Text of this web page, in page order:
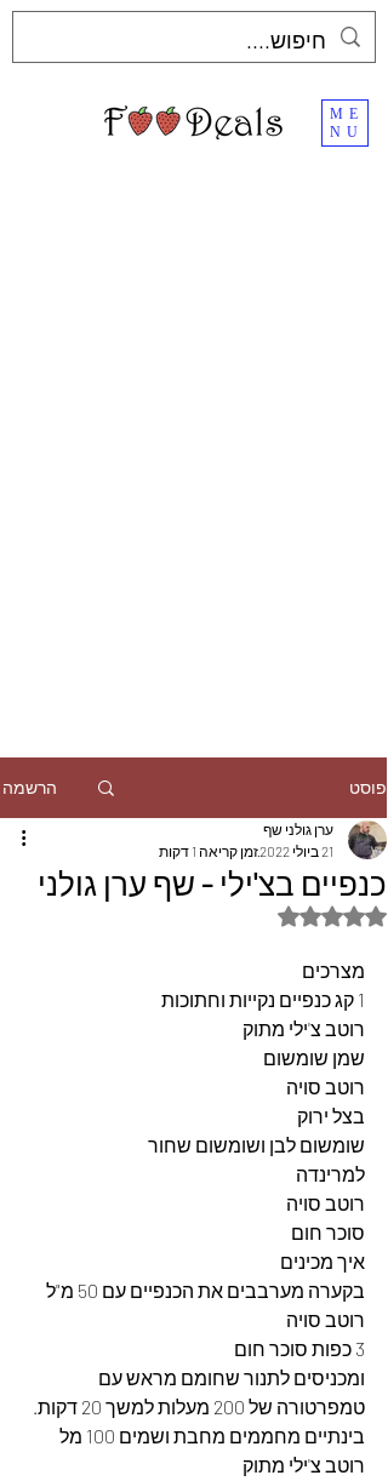
ME
NU
פוסט הרשמה
כנפיים בצ'ילי - שף ערן גולני
ערן גולני שף
21 ביולי 2022
זמן קריאה 1 דקות
דירוג של NaN מתוך 5 כוכבים
מצרכים
1 קג כנפיים נקייות וחתוכות
רוטב צ'ילי מתוק
שמן שומשום
רוטב סויה
בצל ירוק
שומשום לבן ושומשום שחור
למרינדה
רוטב סויה
סוכר חום
איך מכינים
בקערה מערבבים את הכנפיים עם 50 מ"ל
רוטב סויה
3 כפות סוכר חום
ומכניסים לתנור שחומם מראש עם
טמפרטורה של 200 מעלות למשך 20 דקות.
בינתיים מחממים מחבת ושמים 100 מל
רוטב צ'ילי מתוק